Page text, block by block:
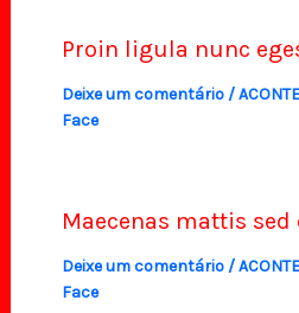
Proin ligula nunc
Deixe um comentário /
Face
Maecenas mattis
Deixe um comentário /
Face